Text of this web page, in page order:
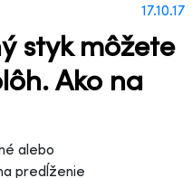
17.10.17
styk môžete
Ako na
alebo
predĺženie